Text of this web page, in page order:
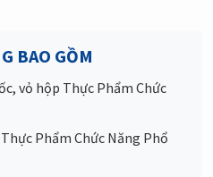
BAO GỒM
vỏ hộp Thực Phẩm Chức
Phẩm Chức Năng Phổ